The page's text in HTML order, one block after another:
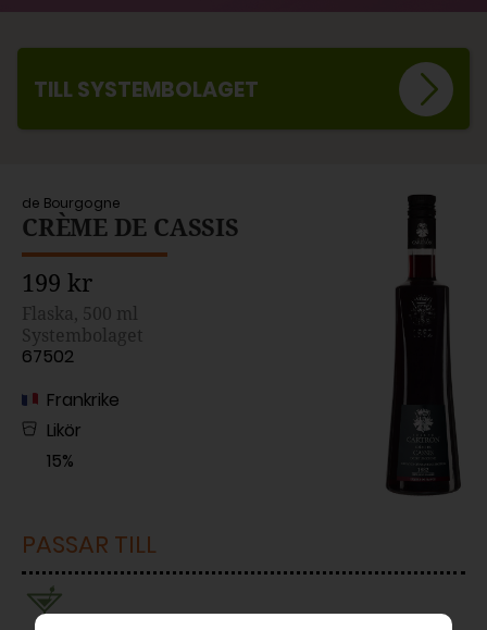
de Bourgogne
CRÈME DE CASSIS
199 kr
Flaska, 500 ml
Systembolaget
67502
Frankrike
Likör
15%
PASSAR TILL
TILL SYSTEMBOLAGET